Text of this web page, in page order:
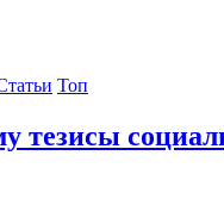
Топ
тезисы